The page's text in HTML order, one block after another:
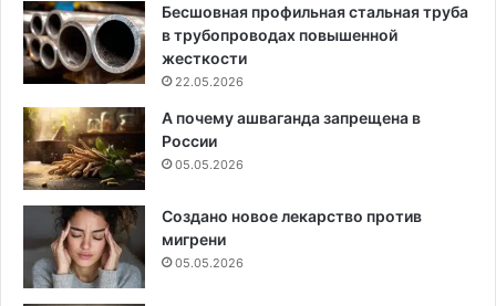
Бесшовная профильная стальная труба
в трубопроводах повышенной
жесткости
22.05.2026
А почему ашваганда запрещена в
России
05.05.2026
Создано новое лекарство против
мигрени
05.05.2026